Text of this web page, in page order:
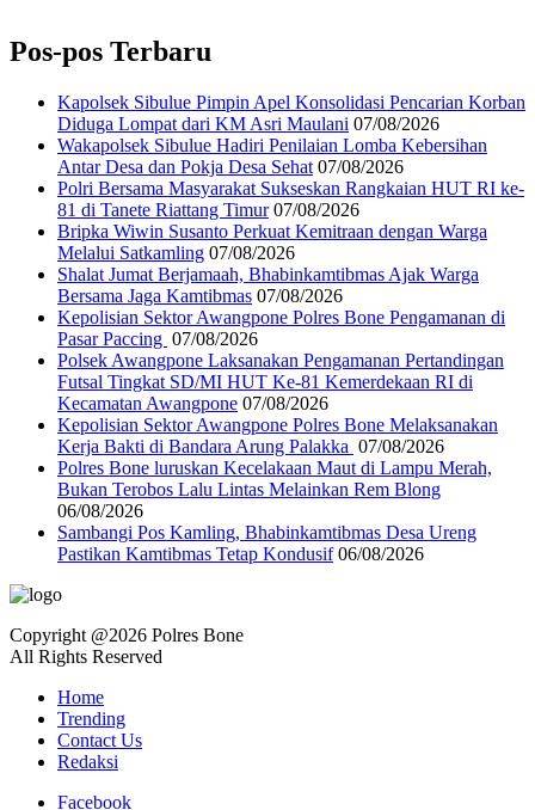
Pos-pos Terbaru
Kapolsek Sibulue Pimpin Apel Konsolidasi Pencarian Korban
Diduga Lompat dari KM Asri Maulani 07/08/2026
Wakapolsek Sibulue Hadiri Penilaian Lomba Kebersihan
Antar Desa dan Pokja Desa Sehat 07/08/2026
Polri Bersama Masyarakat Sukseskan Rangkaian HUT RI ke-
81 di Tanete Riattang Timur 07/08/2026
Bripka Wiwin Susanto Perkuat Kemitraan dengan Warga
Melalui Satkamling 07/08/2026
Shalat Jumat Berjamaah, Bhabinkamtibmas Ajak Warga
Bersama Jaga Kamtibmas 07/08/2026
Kepolisian Sektor Awangpone Polres Bone Pengamanan di
Pasar Paccing ‎ 07/08/2026
Polsek Awangpone Laksanakan Pengamanan Pertandingan
Futsal Tingkat SD/MI HUT Ke-81 Kemerdekaan RI di
Kecamatan Awangpone 07/08/2026
‎Kepolisian Sektor Awangpone Polres Bone Melaksanakan
Kerja Bakti di Bandara Arung Palakka ‎ 07/08/2026
Polres Bone luruskan Kecelakaan Maut di Lampu Merah,
Bukan Terobos Lalu Lintas Melainkan Rem Blong
06/08/2026
Sambangi Pos Kamling, Bhabinkamtibmas Desa Ureng
Pastikan Kamtibmas Tetap Kondusif 06/08/2026
Copyright @2026 Polres Bone
All Rights Reserved
Home
Trending
Contact Us
Redaksi
Facebook